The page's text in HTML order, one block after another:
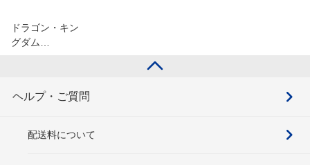
ドラゴン・キン
グダム…
ヘルプ・ご質問
配送料について